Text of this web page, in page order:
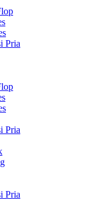
Pria
Pria
Pria